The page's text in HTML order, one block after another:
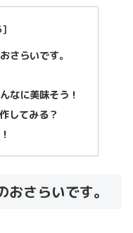
さらいです。
なに美味そう！
してみる？
さらいです。